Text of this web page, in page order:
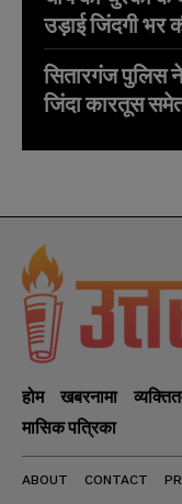
उड़ाई जिंदगी भर
सितारगंज पुलिस
जिंदा कारतूस
होम खबरनामा
मासिक पत्रिका
ABOUT CONTACT